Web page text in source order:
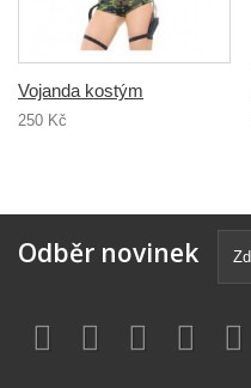
Vojanda kostým
250 Kč
Odběr novinek